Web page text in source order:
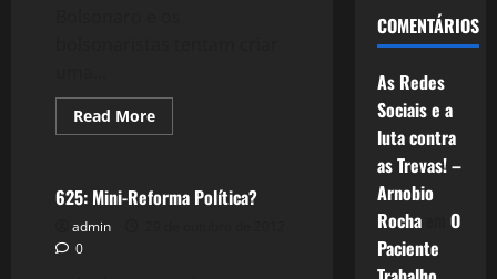
Read MoreRead
more
–
O
Política
625: Mini-Reforma Política?
admin
0
COMENTÁRIOS
As Redes
Sociais e a
luta contra
as Trevas! –
Arnobio
Rochaem O
Paciente